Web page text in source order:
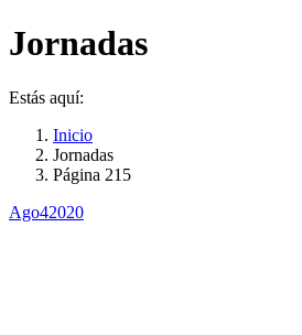
Jornadas
Estás aquí:
Inicio
Jornadas
Página 215
Ago42020